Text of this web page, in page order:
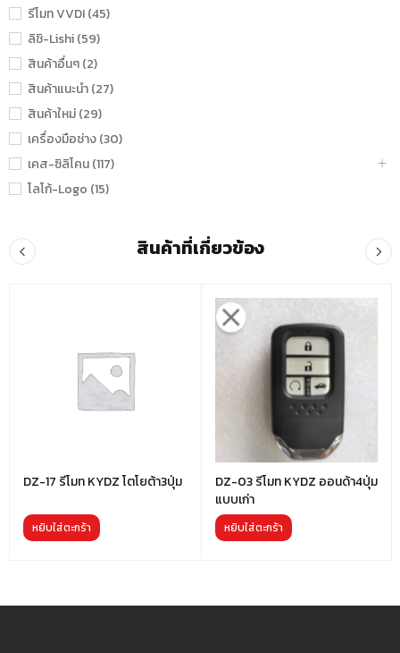
รีโมท VVDI (45)
ลิชิ-Lishi (59)
สินค้าอื่นๆ (2)
สินค้าแนะนำ (27)
สินค้าใหม่ (29)
เครื่องมือช่าง (30)
เคส-ซิลิโคน (117)
โลโก้-Logo (15)
สินค้าที่เกี่ยวข้อง
DZ-17 รีโมท KYDZ โตโยต้า3ปุ่ม
หยิบใส่ตะกร้า
DZ-03 รีโมท KYDZ ออนด้า4ปุ่ม
แบบเก่า
หยิบใส่ตะกร้า